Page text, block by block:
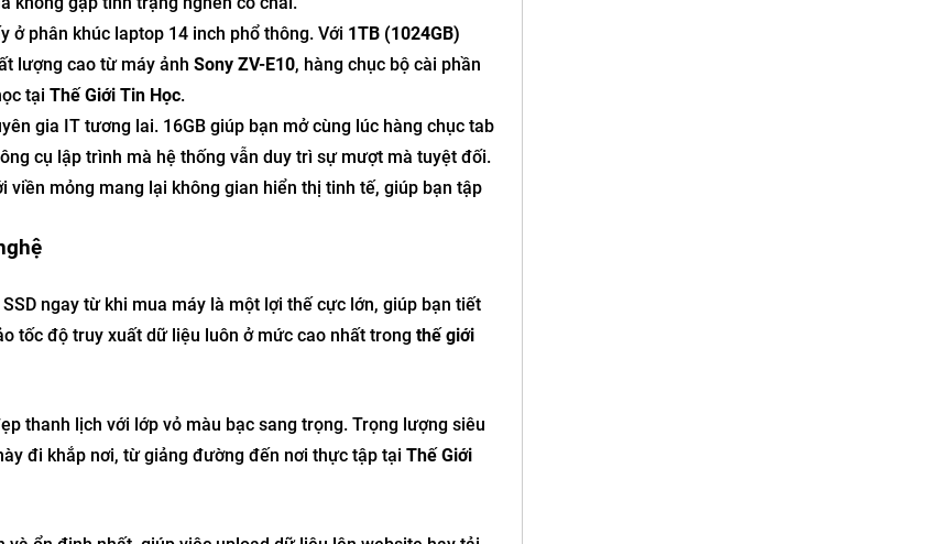
ở phân khúc laptop 14 inch phổ thông. Với 1TB (1024GB)
lượng cao từ máy ảnh Sony ZV-E10, hàng chục bộ cài phần
tại Thế Giới Tin Học.
gia IT tương lai. 16GB giúp bạn mở cùng lúc hàng chục tab
cụ lập trình mà hệ thống vẫn duy trì sự mượt mà tuyệt đối.
viền mỏng mang lại không gian hiển thị tinh tế, giúp bạn tập
ngay từ khi mua máy là một lợi thế cực lớn, giúp bạn tiết
tốc độ truy xuất dữ liệu luôn ở mức cao nhất trong thế giới
thanh lịch với lớp vỏ màu bạc sang trọng. Trọng lượng siêu
đi khắp nơi, từ giảng đường đến nơi thực tập tại Thế Giới